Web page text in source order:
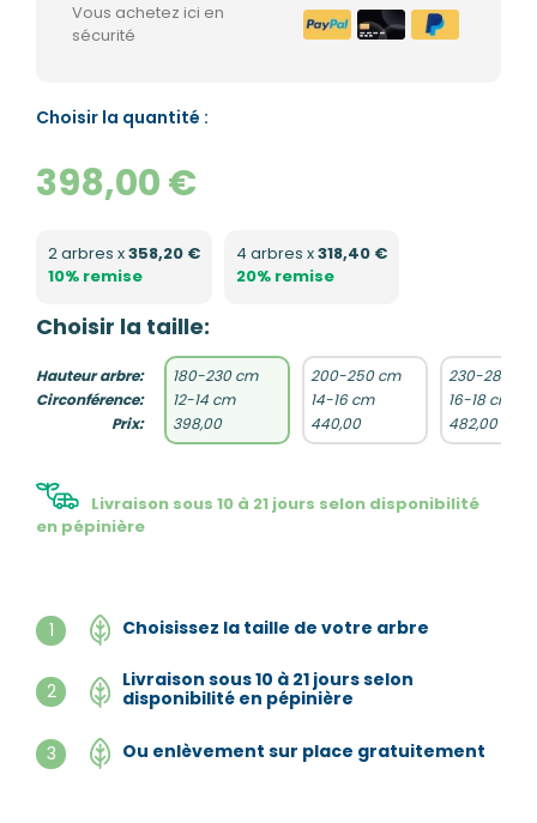
Vous achetez ici en
sécurité
Choisir la quantité :
398,00 €
2 arbres x358,20 €
10% remise
4 arbres x318,40 €
20% remise
Choisir la taille:
Hauteur arbre:
Circonférence:
Prix:
180-230 cm
12-14 cm
398,00
200-250 cm
14-16 cm
440,00
230-280 cm
16-18 cm
482,00
Livraison sous 10 à 21 jours selon disponibilité
en pépinière
1 Choisissez la taille de votre arbre
2
Livraison sous 10 à 21 jours selon
disponibilité en pépinière
3 Ou enlèvement sur place gratuitement